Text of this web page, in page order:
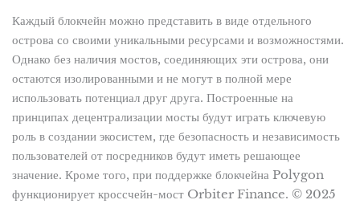
Каждый блокчейн можно представить в виде отдельного
острова со своими уникальными ресурсами и возможностями.
Однако без наличия мостов, соединяющих эти острова, они
остаются изолированными и не могут в полной мере
использовать потенциал друг друга. Построенные на
принципах децентрализации мосты будут играть ключевую
роль в создании экосистем, где безопасность и независимость
пользователей от посредников будут иметь решающее
значение. Кроме того, при поддержке блокчейна Polygon
функционирует кроссчейн-мост Orbiter Finance. © 2025